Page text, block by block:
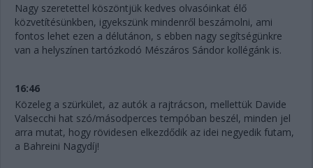
Nagy szeretettel köszöntjük kedves olvasóinkat élő
közvetítésünkben, igyekszünk mindenről beszámolni, ami
fontos lehet ezen a délutánon, s ebben nagy segítségünkre
van a helyszínen tartózkodó Mészáros Sándor kollégánk is.
16:46
Közeleg a szürkület, az autók a rajtrácson, mellettük Davide
Valsecchi hat szó/másodperces tempóban beszél, minden jel
arra mutat, hogy rövidesen elkezdődik az idei negyedik futam,
a Bahreini Nagydíj!